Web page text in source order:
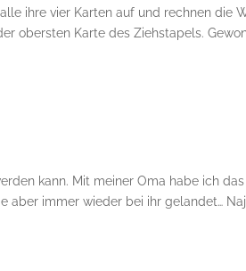
ihre vier Karten auf und rechnen die
obersten Karte des Ziehstapels.
kann. Mit meiner Oma habe ich das
immer wieder bei ihr gelandet…